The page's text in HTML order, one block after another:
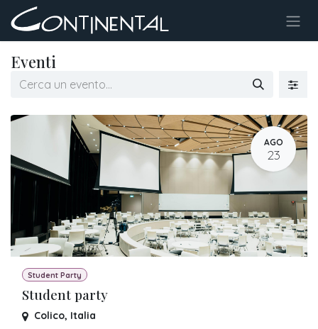
Passa al contenuto
Eventi
AGO
23
Student Party
Student party
Colico, Italia